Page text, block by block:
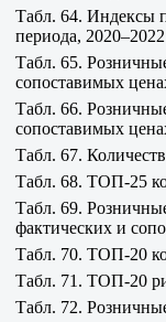
Табл. 64. Индексы
периода, 2020–2022
Табл. 65.
сопоставимых
Табл. 66.
сопоставимых
Табл. 67.
Табл. 68. ТОП-25
Табл. 69.
фактических и
Табл. 70. ТОП-20
Табл. 71. ТОП-20
Табл. 72.